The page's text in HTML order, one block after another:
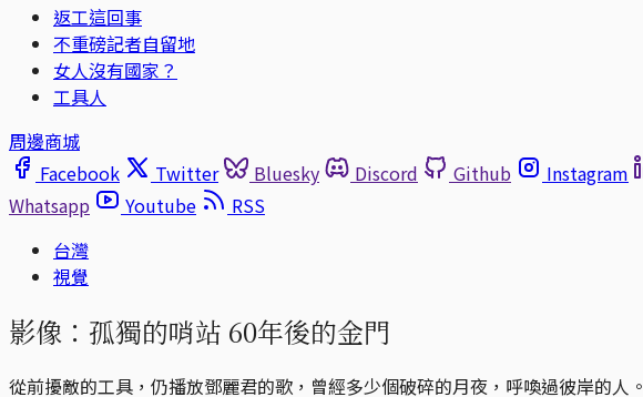
返工這回事
不重磅記者自留地
女人沒有國家？
工具人
周邊商城
Facebook
Twitter Bluesky Discord Github Instagram
Whatsapp
Youtube
RSS
台灣
視覺
影像：孤獨的哨站 60年後的金門
從前擾敵的工具，仍播放鄧麗君的歌，曾經多少個破碎的月夜，呼喚過彼岸的人。